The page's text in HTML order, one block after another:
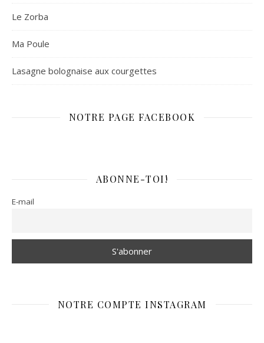
Le Zorba
Ma Poule
Lasagne bolognaise aux courgettes
NOTRE PAGE FACEBOOK
ABONNE-TOI!
E-mail
NOTRE COMPTE INSTAGRAM